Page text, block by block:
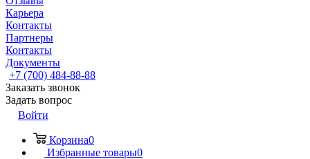
Карьера
Контакты
Партнеры
Контакты
Документы
+7 (700) 484-88-88
Заказать звонок
Задать вопрос
Войти
Корзина0
Избранные товары0